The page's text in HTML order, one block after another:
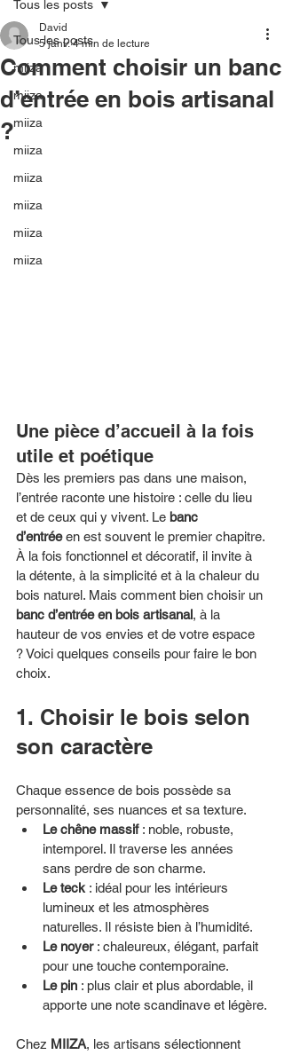
Tous les posts
miiza
miiza
miiza
miiza
miiza
miiza
miiza
miiza
Tous les posts
Comment choisir un banc
d’entrée en bois artisanal
?
David
5 janv. 4 min de lecture
Une pièce d’accueil à la fois
utile et poétique
Dès les premiers pas dans une maison,
l’entrée raconte une histoire : celle du lieu
et de ceux qui y vivent. Le banc
d’entrée en est souvent le premier chapitre.
À la fois fonctionnel et décoratif, il invite à
la détente, à la simplicité et à la chaleur du
bois naturel. Mais comment bien choisir un
banc d’entrée en bois artisanal, à la
hauteur de vos envies et de votre espace
? Voici quelques conseils pour faire le bon
choix.
1. Choisir le bois selon
son caractère
Chaque essence de bois possède sa
personnalité, ses nuances et sa texture.
Le chêne massif : noble, robuste,
intemporel. Il traverse les années
sans perdre de son charme.
Le teck : idéal pour les intérieurs
lumineux et les atmosphères
naturelles. Il résiste bien à l’humidité.
Le noyer : chaleureux, élégant, parfait
pour une touche contemporaine.
Le pin : plus clair et plus abordable, il
apporte une note scandinave et légère.
Chez MIIZA, les artisans sélectionnent